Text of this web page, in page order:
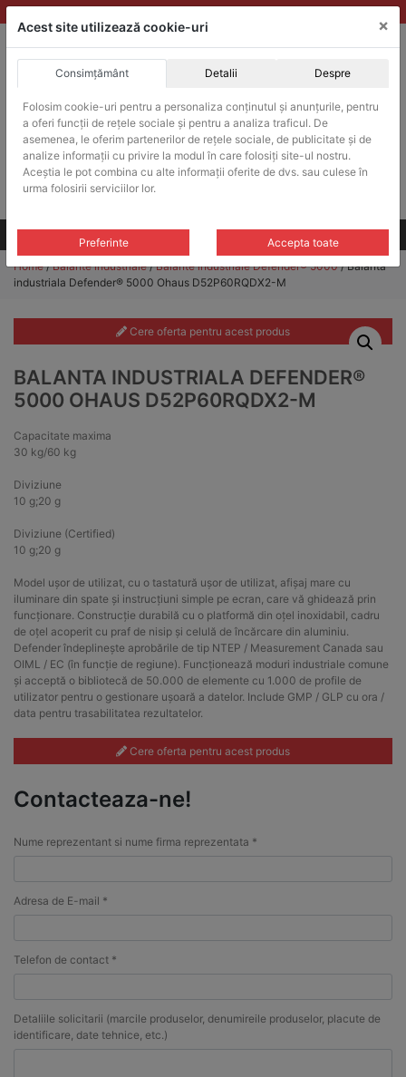
Skip
to
ACHIZITII PUBLICE
Produsele pot fi achizitionate si in sistemul SEAP / SICAP
Products
search
CAUTARE
Toate produsele
Home/Balante industriale/Balante industriale Defender® 5000/ Balanta
industriala Defender® 5000 Ohaus D52P60RQDX2-M
Cere oferta pentru acest produs
BALANTA INDUSTRIALA DEFENDER®
5000 OHAUS D52P60RQDX2-M
Capacitate maxima
30 kg/60 kg
Diviziune
10 g;20 g
Diviziune (Certified)
10 g;20 g
Model ușor de utilizat, cu o tastatură ușor de utilizat, afișaj mare cu
iluminare din spate și instrucțiuni simple pe ecran, care vă ghidează prin
funcționare. Construcție durabilă cu o platformă din oțel inoxidabil, cadru
de oțel acoperit cu praf de nisip și celulă de încărcare din aluminiu.
Defender îndeplinește aprobările de tip NTEP / Measurement Canada sau
OIML / EC (în funcție de regiune). Funcționează moduri industriale comune
și acceptă o bibliotecă de 50.000 de elemente cu 1.000 de profile de
utilizator pentru o gestionare ușoară a datelor. Include GMP / GLP cu ora /
data pentru trasabilitatea rezultatelor.
Cere oferta pentru acest produs
Contacteaza-ne!
Nume reprezentant si nume firma reprezentata *
Adresa de E-mail *
Telefon de contact *
Detaliile solicitarii (marcile produselor, denumireile produselor, placute de
identificare, date tehnice, etc.)
Acest site utilizează cookie-uri ×
Consimțământ Detalii Despre
Folosim cookie-uri pentru a personaliza conținutul și anunțurile, pentru
a oferi funcții de rețele sociale și pentru a analiza traficul. De
asemenea, le oferim partenerilor de rețele sociale, de publicitate și de
analize informații cu privire la modul în care folosiți site-ul nostru.
Aceștia le pot combina cu alte informații oferite de dvs. sau culese în
urma folosirii serviciilor lor.
Preferinte Accepta toate